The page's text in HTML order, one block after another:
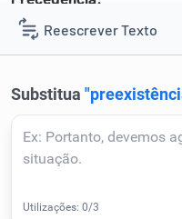
Reescrever Texto
Corrigir Texto
1 prioridade.